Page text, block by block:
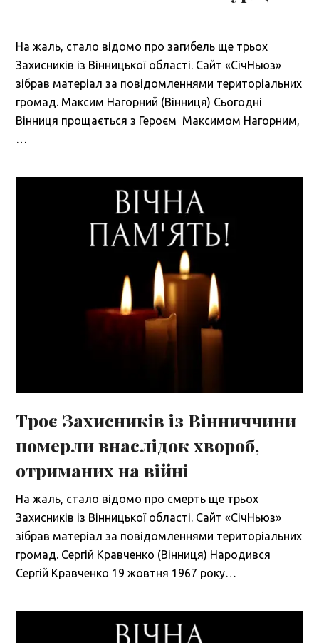
На жаль, стало відомо про загибель ще трьох
Захисників із Вінницької області. Сайт «СічНьюз»
зібрав матеріал за повідомленнями територіальних
громад. Максим Нагорний (Вінниця) Сьогодні
Вінниця прощається з Героєм Максимом Нагорним,
…
Троє Захисників із Вінниччини
померли внаслідок хвороб,
отриманих на війні
На жаль, стало відомо про смерть ще трьох
Захисників із Вінницької області. Сайт «СічНьюз»
зібрав матеріал за повідомленнями територіальних
громад. Сергій Кравченко (Вінниця) Народився
Сергій Кравченко 19 жовтня 1967 року…